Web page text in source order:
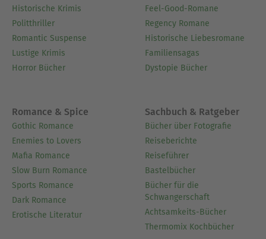
Historische Krimis
Politthriller
Romantic Suspense
Lustige Krimis
Horror Bücher
Feel-Good-Romane
Regency Romane
Historische Liebesromane
Familiensagas
Dystopie Bücher
Romance & Spice
Gothic Romance
Enemies to Lovers
Mafia Romance
Slow Burn Romance
Sports Romance
Dark Romance
Erotische Literatur
Sachbuch & Ratgeber
Bücher über Fotografie
Reiseberichte
Reiseführer
Bastelbücher
Bücher für die
Schwangerschaft
Achtsamkeits-Bücher
Thermomix Kochbücher